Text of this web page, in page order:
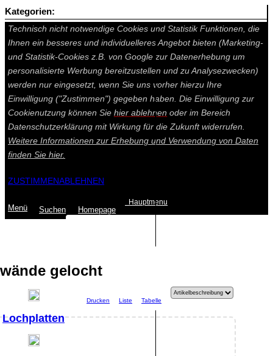
Auf dieser Seite werden technisch notwendige Cookies gesetzt.
Technisch nicht notwendige Cookies und Statistik Funktionen, die
Ihnen ein besseres und individuelleres Angebot bieten (Marketing-
und Statistik-Cookies z.B. von Google zur Datenerhebung um
personalisierte Werbung bereitzustellen und zu Analysezwecken)
werden nur eingesetzt, wenn Sie uns vorher hierzu Ihre
Einwilligung ("Zustimmen") gegeben haben. Die Einwilligung zur
Cookienutzung können Sie hier ablehnen oder im Bereich
Datenschutzerklärung mit Wirkung für die Zukunft widerrufen.
Weitere Informationen zur Erhebung und Verwendung von Daten
finden Sie hier.
ZUSTIMMENABLEHNEN
Menü Suchen Homepage
Hauptmenu
gelocht
Lochplatten
Drucken Liste Tabelle
Kategorien: